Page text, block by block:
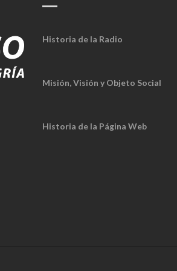
Historia de la Radio
Misión, Visión y Objeto Social
Historia de la Página Web